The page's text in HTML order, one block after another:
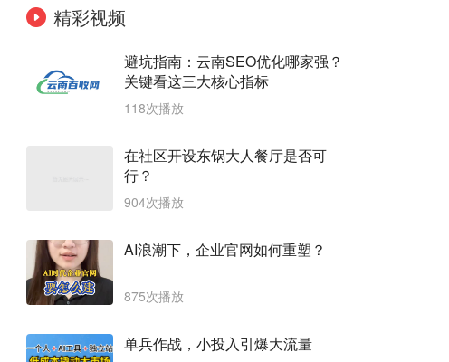
精彩视频
避坑指南：云南SEO优化哪家强？
关键看这三大核心指标
118次播放
在社区开设东锅大人餐厅是否可
行？
904次播放
AI浪潮下，企业官网如何重塑？
875次播放
单兵作战，小投入引爆大流量